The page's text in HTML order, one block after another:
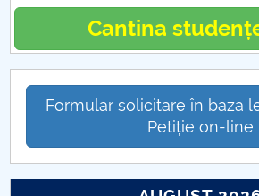
POVESTEA CENTRULUI
I’m a trainer. What’s your
Neuroplasticitate în educație?
Cassandre și profeți
Cantina
Formular solicitare în baza
Petiție on-line